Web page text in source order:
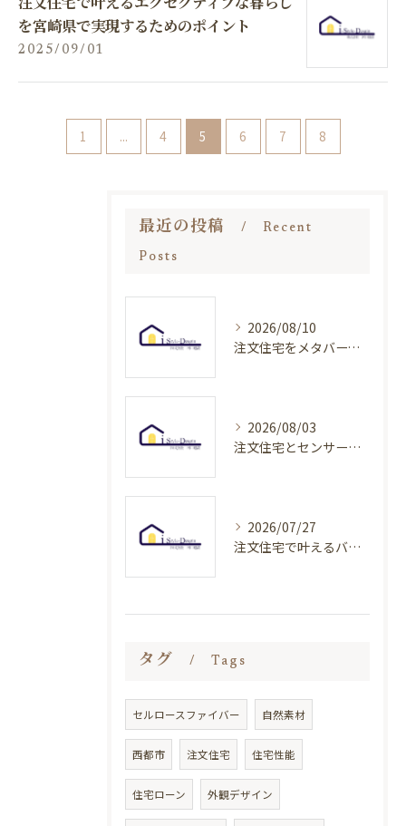
注文住宅で叶えるエグゼクティブな暮らし
を宮崎県で実現するためのポイント
2025/09/01
1 ... 4 5 6 7 8
最近の投稿 Recent
Posts
2026/08/10
注文住宅をメタバース対応で建てる最新メリットと活用方法
2026/08/03
注文住宅とセンサー導入で叶える快適な暮らしを宮崎県で実現するポイント
2026/07/27
注文住宅で叶えるバリアフリー設計のポイントと費用相場をわかりやすく解説
タグ Tags
セルロースファイバー 自然素材
西都市 注文住宅 住宅性能
住宅ローン 外観デザイン